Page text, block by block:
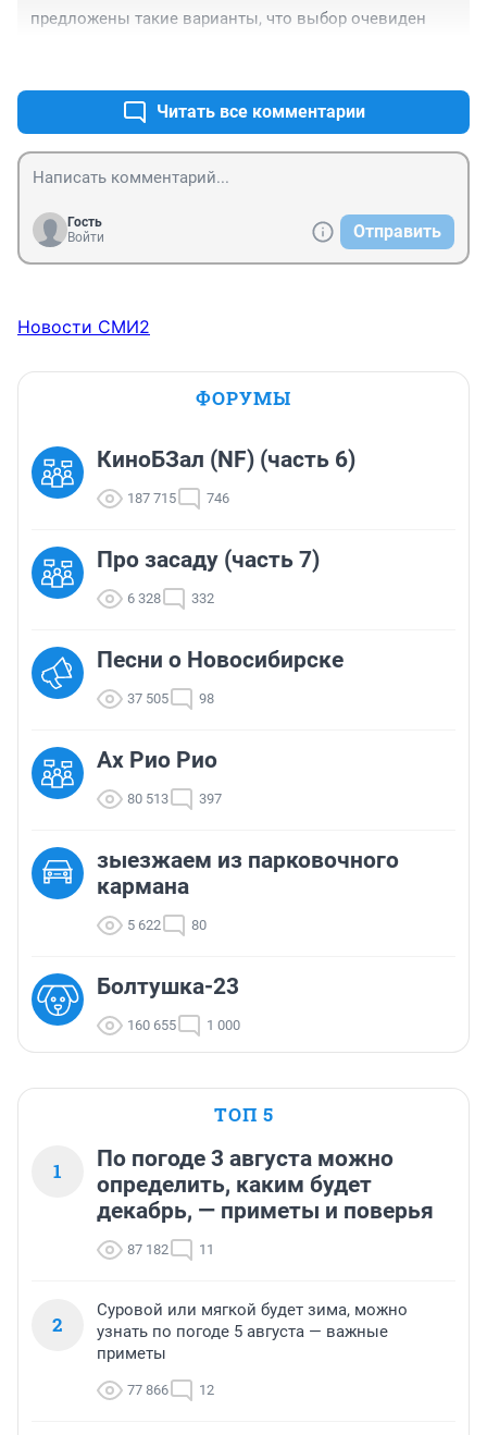
предложены такие варианты, что выбор очевиден
Читать все комментарии
Гость
Войти
Отправить
Новости СМИ2
ФОРУМЫ
КиноБЗал (NF) (часть 6)
187 715 746
Про засаду (часть 7)
6 328 332
Песни о Новосибирске
37 505 98
Ах Рио Рио
80 513 397
зыезжаем из парковочного
кармана
5 622 80
Болтушка-23
160 655 1 000
ТОП 5
1
По погоде 3 августа можно
определить, каким будет
декабрь, — приметы и поверья
87 182 11
2
Суровой или мягкой будет зима, можно
узнать по погоде 5 августа — важные
приметы
77 866 12